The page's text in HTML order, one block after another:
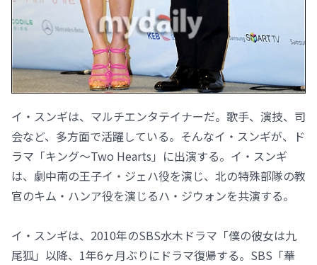
イ・スンギは、マルチエンタテイナーだ。歌手、演技、司
会など、多方面で活躍している。そんなイ・スンギが、ド
ラマ「キング～Two Hearts」に出演する。イ・スンギ
は、劇中南の王子イ・ジェハ役を演じ、北の特殊部隊の教
官のキム・ハンア役を演じるハ・ジウォンを共演する。
イ・スンギは、2010年のSBS水木ドラマ「僕の彼女は九
尾狐」以降、1年6ヶ月ぶりにドラマ復帰する。SBS「華